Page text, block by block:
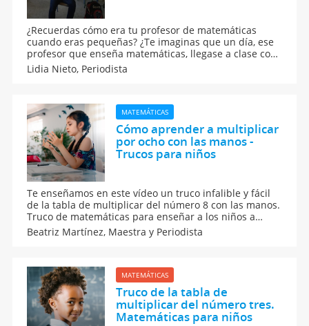
¿Recuerdas cómo era tu profesor de matemáticas
cuando eras pequeñas? ¿Te imaginas que un día, ese
profesor que enseña matemáticas, llegase a clase con
caramelos, piezas de Lego o una tapa de una olla? Eso
es lo que hace Sergio Guirado para que sus alumnos
Lidia Nieto, Periodista
MATEMÁTICAS
Cómo aprender a multiplicar
por ocho con las manos -
Trucos para niños
Te enseñamos en este vídeo un truco infalible y fácil
de la tabla de multiplicar del número 8 con las manos.
Truco de matemáticas para enseñar a los niños a
multiplicar con las manos la tabla del ocho. Enseña
este vídeo a tu hijo si las matemáticas le resultan
aburridas.
Beatriz Martínez, Maestra y Periodista
MATEMÁTICAS
Truco de la tabla de
multiplicar del número tres.
Matemáticas para niños